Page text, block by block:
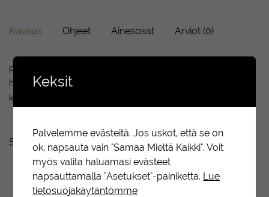
Kuvaus Ohjeet Ainesosat Arviot (0)
pH 5,5-6,5. Hiukset näyttävät hoidetuilta. Tekee kuivista ja
hauraista hiuksista pehmeät, tekemättä niistä raskaita. Lisää
kiiltoa. Vähentää staattista sähköä hiuksissa.
Sopii täydellisesti yhdessä
Keksit
Palvelemme evästeitä. Jos uskot, että se on
ok, napsauta vain "Samaa Mieltä Kaikki". Voit
myös valita haluamasi evästeet
napsauttamalla "Asetukset"-painiketta. Lue
tietosuojakäytäntömme